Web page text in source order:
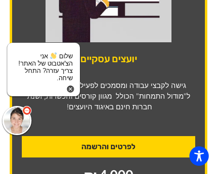
יועצים עסקיים
גישה לקבצי עבודה ומסמכים לפעילות שוטפת, גישה
ל"מודול התמחות" הכולל מגוון קורסים והכשרות, ושנת
חברות חינם באיגוד היועצים!
לפרטים והרשמה
שלום
אני
הצ'אטבוט של האתר!
צריך עזרה? התחל
שיחה.